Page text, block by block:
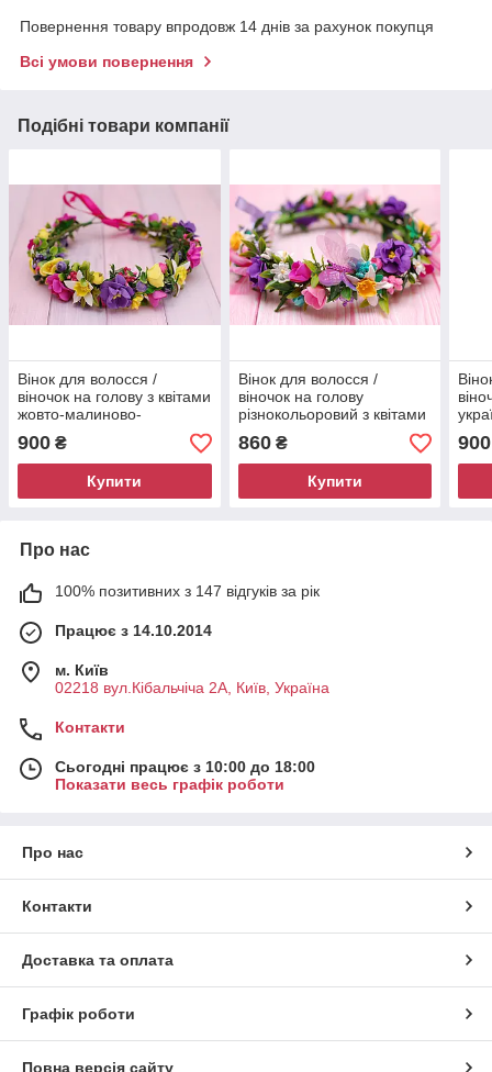
Повернення товару впродовж 14 днів за рахунок покупця
Всі умови повернення
Подібні товари компанії
Вінок для волосся /
віночок на голову з квітами
жовто-малиново-
фіолетовий 384
900 ₴
Купити
Вінок для волосся /
віночок на голову
різнокольоровий з квітами
та шифоновими
метеликами 597 Об
860₴
Купити
900
Про нас
100% позитивних з 147 відгуків за рік
Працює з 14.10.2014
м. Київ
02218 вул.Кібальчіча 2А, Київ, Україна
Контакти
Сьогодні працює з 10:00 до 18:00
Показати весь графік роботи
Про нас
Контакти
Доставка та оплата
Графік роботи
Повна версія сайту